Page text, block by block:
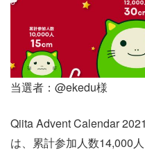
当選者：@ekedu様
Qiita Advent Calendar
は、累計参加人数14,000